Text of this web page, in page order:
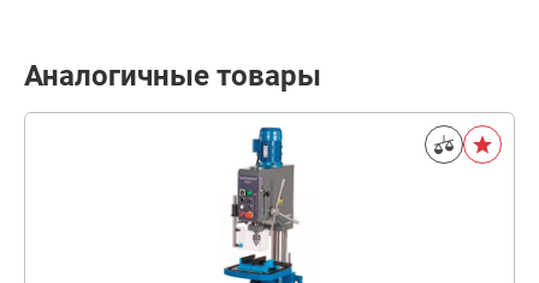
Аналогичные товары